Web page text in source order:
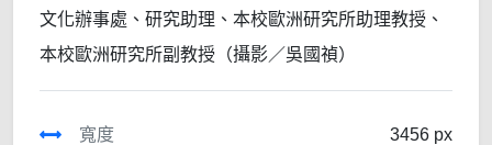
文化辦事處、研究助理、本校歐洲研究所助理教授、
本校歐洲研究所副教授（攝影／吳國禎）
寬度
3456 px